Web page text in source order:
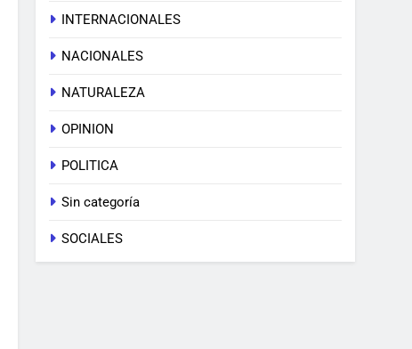
INTERNACIONALES
NACIONALES
NATURALEZA
OPINION
POLITICA
Sin categoría
SOCIALES